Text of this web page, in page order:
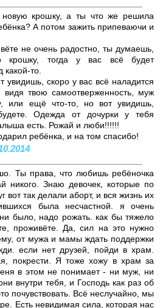
крошку, а ты что же решила
А потом зажить припеваючи и
не очень радостно, ты думаешь,
крошку, тогда у вас всё будет
то.
увидишь, скоро у вас всё наладится
твою самоотверженность, муж
или ещё что-то, но вот увидишь,
Одежда от дочурки у тебя
есть. Рожай и люби!!!!!!
ребёнка, и на том спасибо!
Ты права, что любишь ребёночка
никого. Знаю девочек, которые по
вот так делали аборт, и вся жизнь их
была несчастной. я очень
было, надо рожать. как бы тяжело
проживёте. Да, сил на это нужно
от мужа и мамы ждать поддержки
если нет друзей, пойди в храм.
покрести. Я тоже хожу в храм за
в этом не понимает - ни муж, ни
внутри тебя, и Господь как раз об
почувствовать. Всё неслучайно, мы
Есть невидимая сила, которая нас